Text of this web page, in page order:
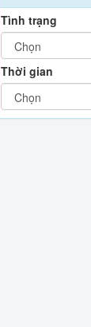
Tình trạng
Thời gian